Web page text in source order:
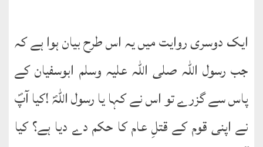
ایک دوسری روایت میں یہ اس طرح بیان ہوا ہے کہ
جب رسول اللہ صلی اللہ علیہ وسلم ابوسفیان کے
پاس سے گزرے تو اس نے کہا یا رسول اللہؐ !کیا آپؐ
نے اپنی قوم کے قتلِ عام کا حکم دے دیا ہے؟ کیا